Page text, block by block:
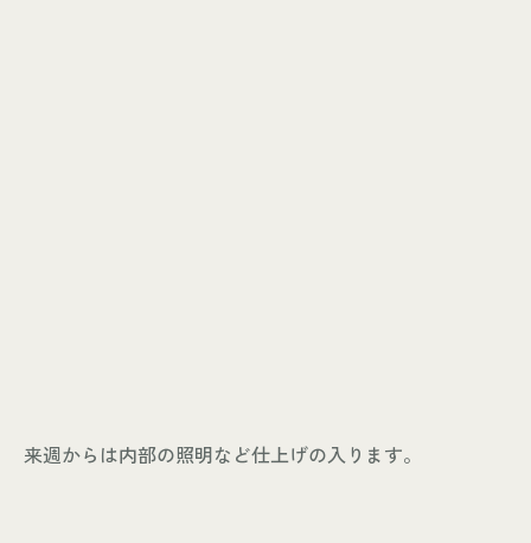
来週からは内部の照明など仕上げの入ります。